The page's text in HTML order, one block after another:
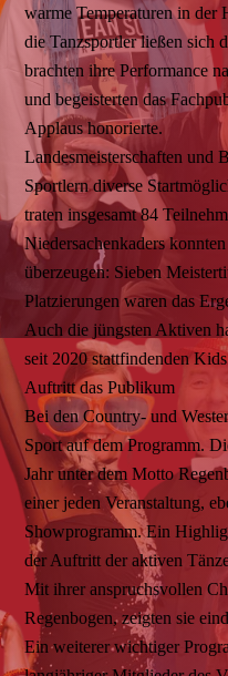
warme Temperaturen in der
die Tanzsportler ließen sich
brachten ihre Performance
und begeisterten das
Applaus honorierte.
Landesmeisterschaften und
Sportlern diverse
traten insgesamt 84
Niedersachenkaders
überzeugen: Sieben
Platzierungen waren das
Auch die jüngsten Aktiven
seit 2020 stattfindenden
Auftritt das Publikum
Bei den Country- und
Sport auf dem Programm.
Jahr unter dem Motto
einer jeden Veranstaltung,
Showprogramm. Ein
der Auftritt der aktiven
Mit ihrer anspruchsvollen
Regenbogen, zeigten sie
Ein weiterer wichtiger